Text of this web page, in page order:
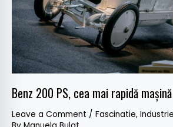
Benz 200 PS, cea mai rapidă
Leave a Comment / Fascinatie,
mașină
a
vremurilor
sale